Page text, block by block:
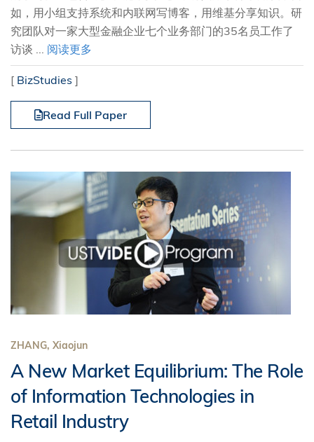
如，用小组支持系统和内联网写博客，用维基分享知识。研
究团队对一家大型金融企业七个业务部门的35名员工作了
访谈 ... 阅读更多
[ BizStudies ]
Read Full Paper
ZHANG, Xiaojun
A New Market Equilibrium: The Role
of Information Technologies in
Retail Industry